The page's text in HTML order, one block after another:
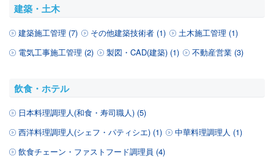
建築・土木
建築施工管理 (7) その他建築技術者 (1)
土木施工管理 (1)
電気工事施工管理 (2)
製図・CAD(建築) (1) 不動産営業 (3)
飲食・ホテル
日本料理調理人(和食・寿司職人) (5)
西洋料理調理人(シェフ・パティシエ) (1)
中華料理調理人 (1)
飲食チェーン・ファストフード調理員 (4)